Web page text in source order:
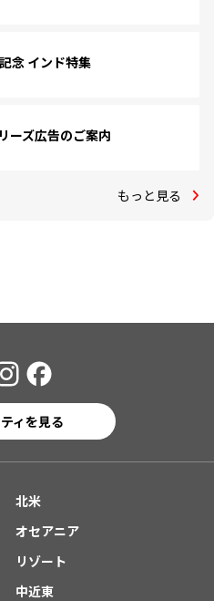
念 インド特集
ーズ広告のご案内
もっと見る
ィを見る
北米
オセアニア
リゾート
中近東